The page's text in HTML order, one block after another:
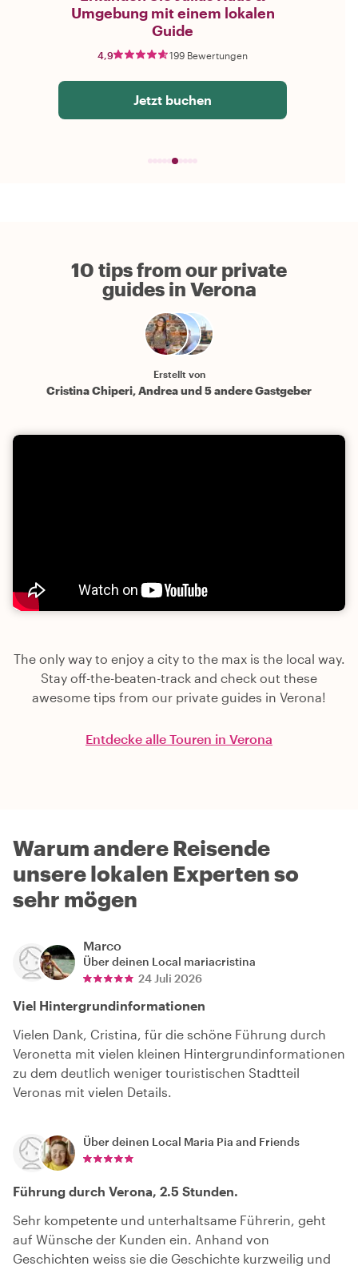
Umgebung mit einem lokalen
Guide
4,9 199 Bewertungen
Jetzt buchen
10 tips from our private
guides in Verona
Erstellt von
Cristina Chiperi, Andrea und 5 andere Gastgeber
The only way to enjoy a city to the max is the local way.
Stay off-the-beaten-track and check out these
awesome tips from our private guides in Verona!
Entdecke alle Touren in Verona
Warum andere Reisende
unsere lokalen Experten so
sehr mögen
Marco
Über deinen Local mariacristina
24 Juli 2026
Viel Hintergrundinformationen
Vielen Dank, Cristina, für die schöne Führung durch
Veronetta mit vielen kleinen Hintergrundinformationen
zu dem deutlich weniger touristischen Stadtteil
Veronas mit vielen Details.
Über deinen Local Maria Pia and Friends
Führung durch Verona, 2.5 Stunden.
Sehr kompetente und unterhaltsame Führerin, geht
auf Wünsche der Kunden ein. Anhand von
Geschichten weiss sie die Geschichte kurzweilig und